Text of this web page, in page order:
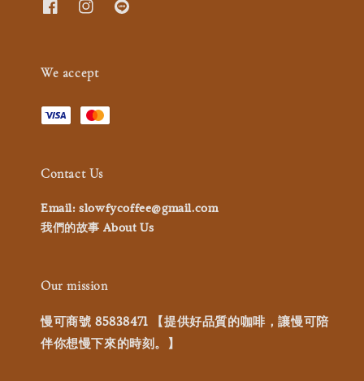
We accept
Contact Us
Email: slowfycoffee@gmail.com
我們的故事 About Us
Our mission
慢可商號 85838471 【提供好品質的咖啡，讓慢可陪
伴你想慢下來的時刻。】